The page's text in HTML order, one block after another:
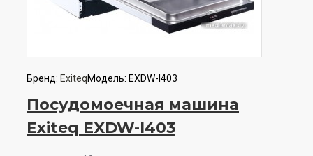
Бренд: ExiteqМодель: EXDW-I403
Посудомоечная машина
Exiteq EXDW-I403